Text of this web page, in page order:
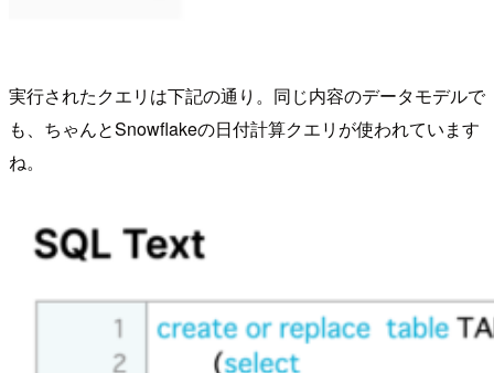
実行されたクエリは下記の通り。同じ内容のデータモデルで
も、ちゃんとSnowflakeの日付計算クエリが使われています
ね。